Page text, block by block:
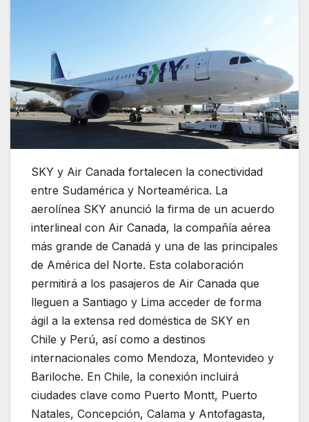
SKY y Air Canada fortalecen la conectividad
entre Sudamérica y Norteamérica. La
aerolínea SKY anunció la firma de un acuerdo
interlineal con Air Canada, la compañía aérea
más grande de Canadá y una de las principales
de América del Norte. Esta colaboración
permitirá a los pasajeros de Air Canada que
lleguen a Santiago y Lima acceder de forma
ágil a la extensa red doméstica de SKY en
Chile y Perú, así como a destinos
internacionales como Mendoza, Montevideo y
Bariloche. En Chile, la conexión incluirá
ciudades clave como Puerto Montt, Puerto
Natales, Concepción, Calama y Antofagasta,